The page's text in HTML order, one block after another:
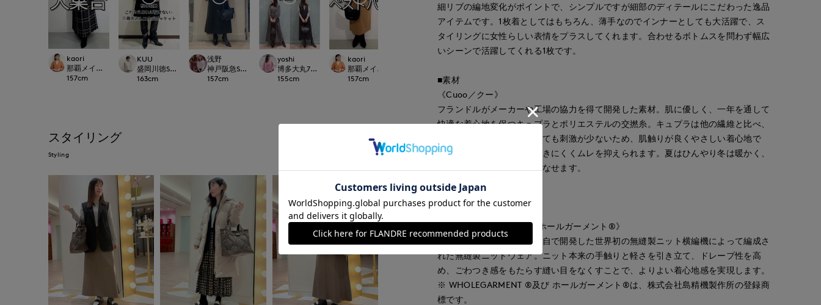
kaori
那覇メインプレイスI.T.'S.international
157cm
KUU
盛岡川徳SUPERIOR CLOSET
163cm
浅野
神戸阪急SUPERIORCLOSET
157cm
yoshi
博多大丸7-IDconcept.
155cm
kaori
那覇メインプレイスI.T.'S.international
157cm cm
スタイリング
Styling
細リブの編地変化がポイントで、シンプルですが細部のディテールにこだわった逸品
アイテムです。1枚着としてはもちろん、薄手なのでインナーとしても大活躍で、ス
タイリングに女性らしい表情をプラスしてくれます。合わせるボトムスを問わず幅広
いシーンで活躍してくれる1枚です。
■素材
《Cuoo／クー》
フランドルがメーカーや工場の協力を得て開発した素材。肌に優しく、一年を通して
快適な着心地を保つキュプラとポリエステルの交撚糸。キュプラは他の繊維と比べ、
摩擦が少なく肌と触れ合っても刺激が少ないため、肌触りが良くやさしい着心地で
す。吸水性に優れ、べたつきにくくムレを抑えられます。夏はひんやり冬は暖かく、
通年にわたり心地よく着こなせます。
・水洗い可
《WHOLE GARMENT®／ホールガーメント®》
株式会社島精機製作所が独自で開発した世界初の無縫製ニット横編機によって編成さ
れた無縫製ニットウェア。ニット本来の手触りと軽さを引き立て、ドレープ性を高
め、ごわつき感をもたらす縫い目をなくすことで、よりよい着心地感を実現します。
※ WHOLEGARMENT ®及び ホールガーメント®は、株式会社島精機製作所の登録商
標です。